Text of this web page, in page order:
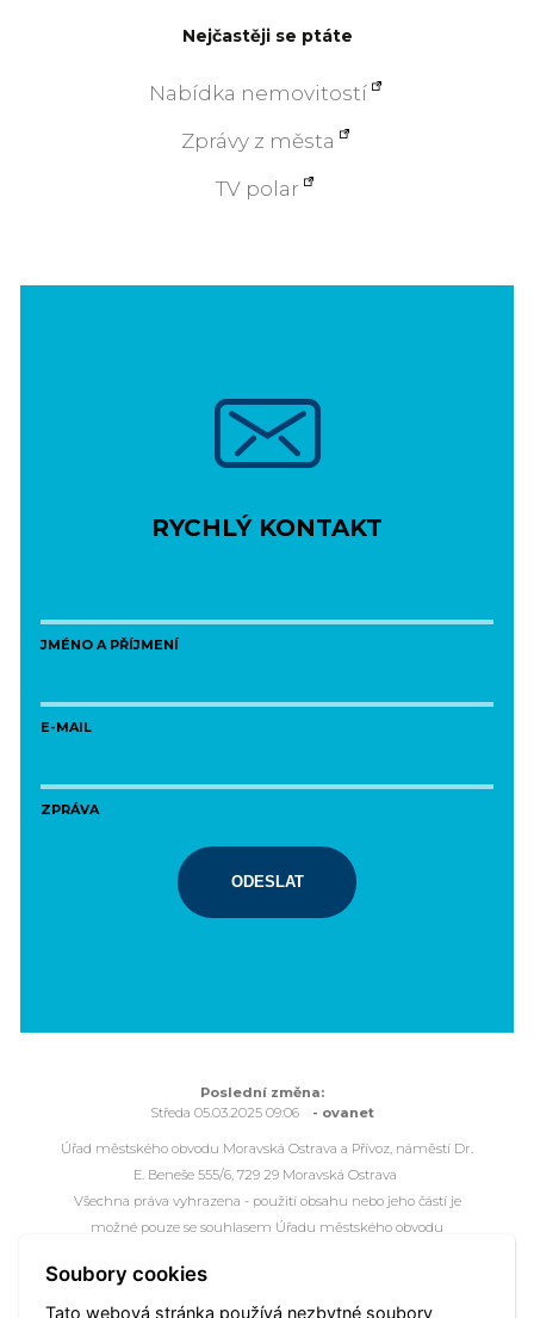
Nejčastěji se ptáte
Nabídka nemovitostí
Zprávy z města
TV polar
RYCHLÝ KONTAKT
JMÉNO A PŘÍJMENÍ
E-MAIL
ZPRÁVA
ODESLAT
Poslední změna:
Středa 05.03.2025 09:06
- ovanet
Úřad městského obvodu Moravská Ostrava a Přívoz, náměstí Dr.
E. Beneše 555/6, 729 29 Moravská Ostrava
Všechna práva vyhrazena - použití obsahu nebo jeho částí je
možné pouze se souhlasem Úřadu městského obvodu
Webové stránky jsou ve správě společnosti
Soubory cookies
Tato webová stránka používá nezbytné soubory